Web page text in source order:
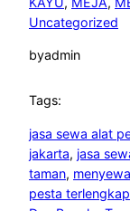
Uncategorized
byadmin
Tags:
jasa sewa alat
jakarta, jasa
taman,
pesta terlengkap